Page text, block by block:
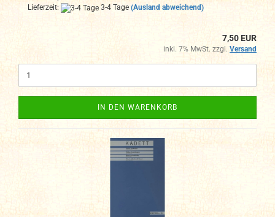
Lieferzeit:
3-4 Tage (Ausland abweichend)
7,50 EUR
inkl. 7% MwSt. zzgl. Versand
IN DEN WARENKORB